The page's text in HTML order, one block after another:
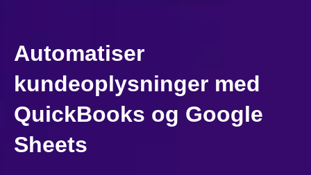
Automatiser
kundeoplysninger med
QuickBooks og Google
Sheets